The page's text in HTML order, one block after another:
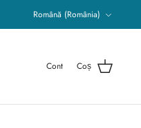
Limba
Română (România)
Cont Coș